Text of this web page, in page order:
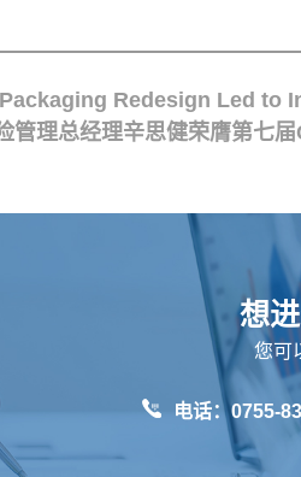
想
您可
电话：0755-